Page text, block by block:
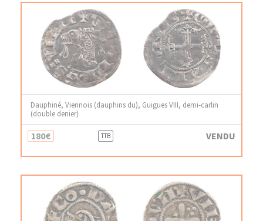
Dauphiné, Viennois (dauphins du), Guigues VIII, demi-carlin
(double denier)
180€ TTB VENDU